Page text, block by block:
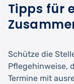
Tipps für
Schütze die
Pflegehinweise,
Termine mit